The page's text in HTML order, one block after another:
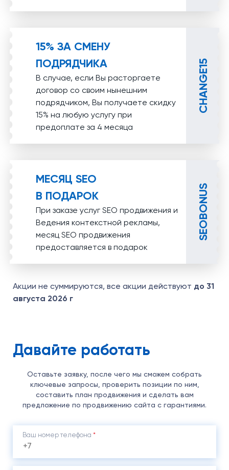
15% ЗА СМЕНУ
ПОДРЯДЧИКА
В случае, если Вы расторгаете
договор со своим нынешним
подрядчиком, Вы получаете скидку
15% на любую услугу при
предоплате за 4 месяца
CHANGE15
МЕСЯЦ SEO
В ПОДАРОК
При заказе услуг SEO продвижения и
Ведения контекстной рекламы,
месяц SEO продвижения
предоставляется в подарок
SEOBONUS
Акции не суммируются, все акции действуют до 31
августа 2026 г
Давайте работать
Оставьте заявку, после чего мы сможем собрать
ключевые запросы, проверить позиции по ним,
составить план продвижения и сделать вам
предложение по продвижению сайта с гарантиями.
Ваш номер телефона *